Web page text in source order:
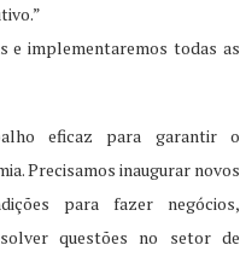
e implementaremos todas as
eficaz para garantir o
Precisamos inaugurar novos
para fazer negócios,
questões no setor de